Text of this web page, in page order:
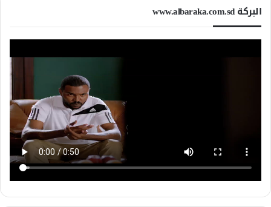
البركة www.albaraka.com.sd